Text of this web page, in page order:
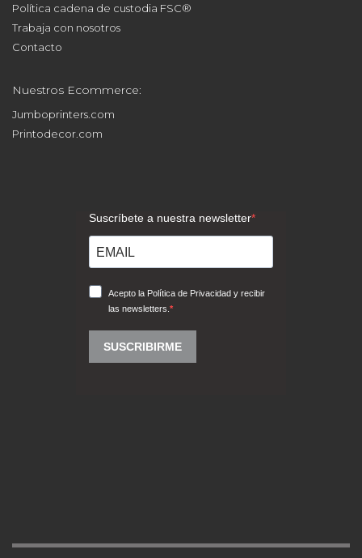
Política cadena de custodia FSC®
Trabaja con nosotros
Contacto
Nuestros Ecommerce:
Jumboprinters.com
Printodecor.com